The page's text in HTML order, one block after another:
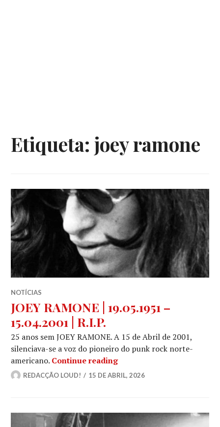
Etiqueta:joey ramone
NOTÍCIAS
JOEY RAMONE | 19.05.1951 –
15.04.2001 | R.I.P.
25 anos sem JOEY RAMONE. A 15 de Abril de 2001,
silenciava-se a voz do pioneiro do punk rock norte-
americano. Continue readingJOEY RAMONE |
REDACÇÃO LOUD! 15 DE ABRIL, 2026